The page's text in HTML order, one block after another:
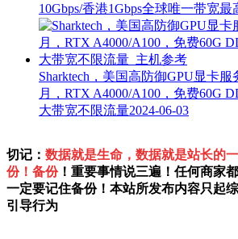
10Gbps/香港1Gbps全球唯一带宽最
Sharktech，美国高防御GPU显卡
月，RTX A4000/A100，免费60G
大带宽不限流量2024-06-03
切记： 数据就是生命，数据就是站长的
份！备份！重要事情说三遍！任何商家
一定要记住备份！本站所发布内容只起
引导行为